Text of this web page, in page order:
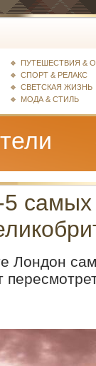
ПУТЕШЕСТВИЯ &
СПОРТ & РЕЛАКС
СВЕТСКАЯ ЖИЗНЬ
МОДА & СТИЛЬ
самых
Лондон